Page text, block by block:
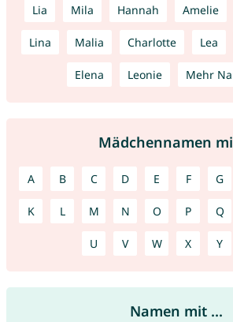
Lia Mila Hannah Amelie
Lina Malia Charlotte Lea
Elena Leonie Mehr
Mädchennamen
A B C D E F G
K L M N O P Q
U V W X Y
Namen mit ...